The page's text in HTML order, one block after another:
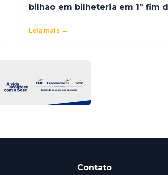
bilhão em bilheteria em 1º fim
Leia mais →
Contato